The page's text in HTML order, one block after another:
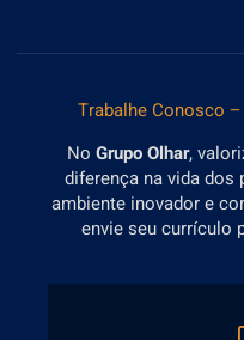
Trabalhe Conosco –
No Grupo Olhar,
diferença na vida dos
ambiente inovador e
envie seu currículo